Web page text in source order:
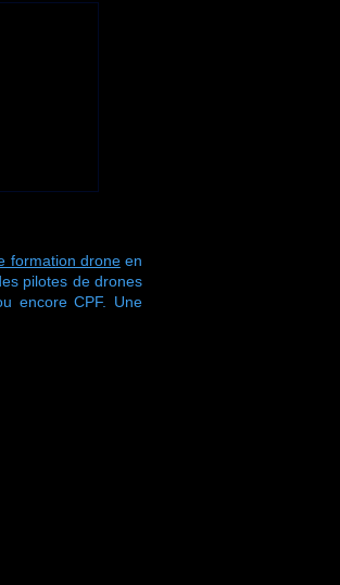
formation droneen
pilotes de drones
encore CPF. Une